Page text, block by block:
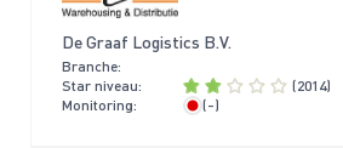
De Graaf Logistics B.V.
Branche:
Star niveau:
(2014)
Monitoring:
> 4 jaar
(-)